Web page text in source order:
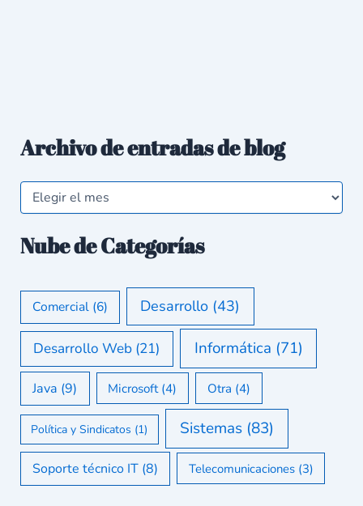
Archivo de entradas de blog
Nube de Categorías
Comercial(6) Desarrollo (43)
Desarrollo Web (21) Informática (71)
Java (9) Microsoft(4) Otra (4)
Política y Sindicatos (1) Sistemas(83)
Soporte técnico IT (8) Telecomunicaciones(3)